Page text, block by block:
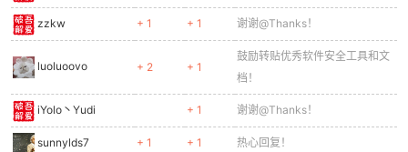
zzkw + 1 + 1 谢谢@Thanks！
luoluoovo + 2 + 1
鼓励转贴优秀软件安全工具和文
档！
iYolo丶Yudi + 1 谢谢@Thanks！
sunnylds7 + 1 + 1 热心回复！